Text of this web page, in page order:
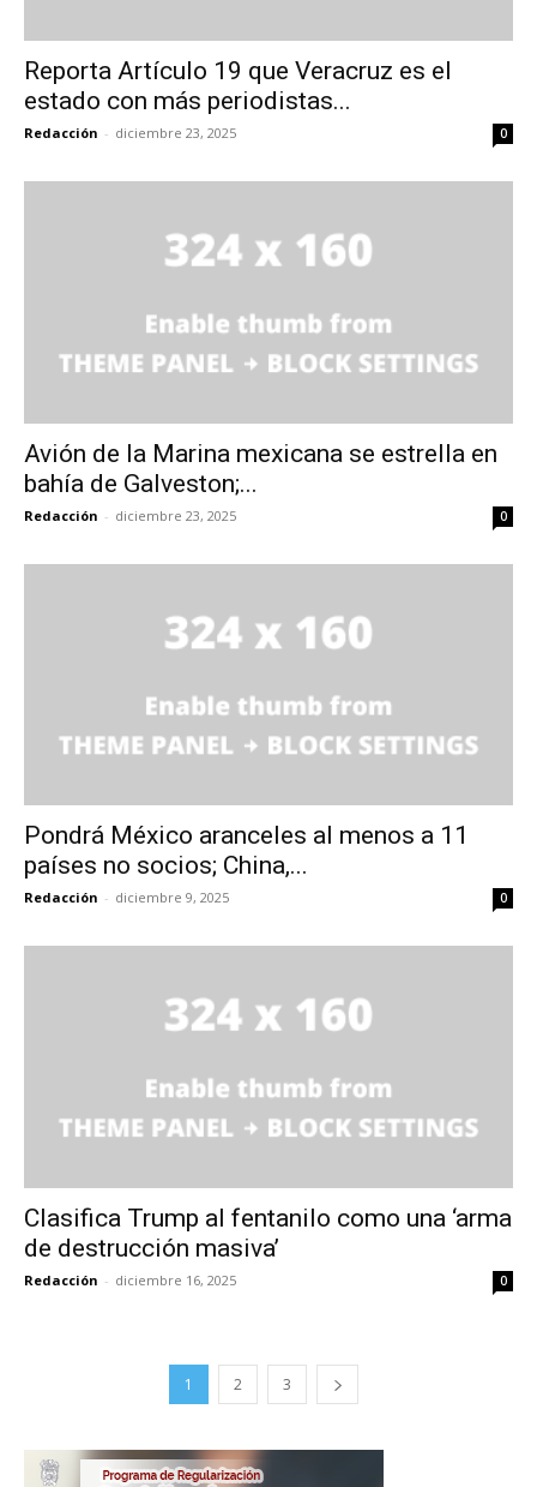
Reporta Artículo 19 que Veracruz es el
estado con más periodistas...
Redacción - diciembre 23, 2025 0
Avión de la Marina mexicana se estrella en
bahía de Galveston;...
Redacción - diciembre 23, 2025 0
Pondrá México aranceles al menos a 11
países no socios; China,...
Redacción - diciembre 9, 2025 0
Clasifica Trump al fentanilo como una ‘arma
de destrucción masiva’
Redacción - diciembre 16, 2025 0
1 2 3